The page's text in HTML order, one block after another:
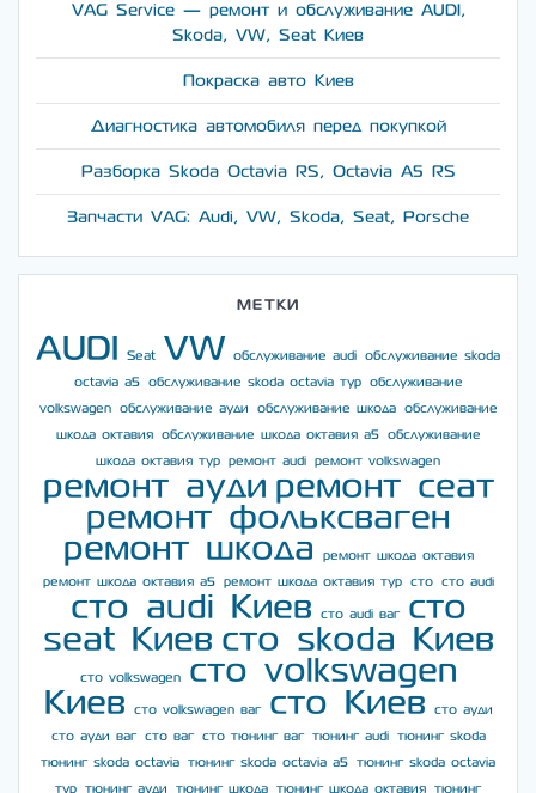
VAG Service — ремонт и обслуживание AUDI,
Skoda, VW, Seat Киев
Покраска авто Киев
Диагностика автомобиля перед покупкой
Разборка Skoda Octavia RS, Octavia A5 RS
Запчасти VAG: Audi, VW, Skoda, Seat, Porsche
МЕТКИ
AUDI Seat VW обслуживание audi
обслуживание skoda
octavia a5
обслуживание skoda octavia тур
обслуживание
volkswagen
обслуживание ауди обслуживание шкода
обслуживание
шкода октавия
обслуживание шкода октавия а5
обслуживание
шкода октавия тур
ремонт audi ремонт volkswagen
ремонт ауди ремонт сеат
ремонт фольксваген
ремонт шкода
ремонт шкода октавия
ремонт шкода октавия а5
ремонт шкода октавия тур сто сто audi
сто audi Киев сто audi ваг
сто
seat Киев сто skoda Киев
сто volkswagen
сто volkswagen
Киев
сто volkswagen ваг сто Киев
сто ауди
сто ауди ваг
сто ваг сто тюнинг ваг тюнинг audi
тюнинг skoda
тюнинг skoda octavia
тюнинг skoda octavia a5
тюнинг skoda octavia
тур
тюнинг ауди тюнинг шкода тюнинг шкода октавия тюнинг